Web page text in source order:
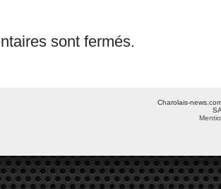
sont fermés.
Charolais-